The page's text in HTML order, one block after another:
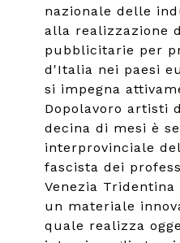
nazionale delle
alla realizzazione
pubblicitarie per
d'Italia nei paesi
si impegna
Dopolavoro artisti
decina di mesi è
interprovinciale
fascista dei
Venezia Tridentina
un materiale
quale realizza